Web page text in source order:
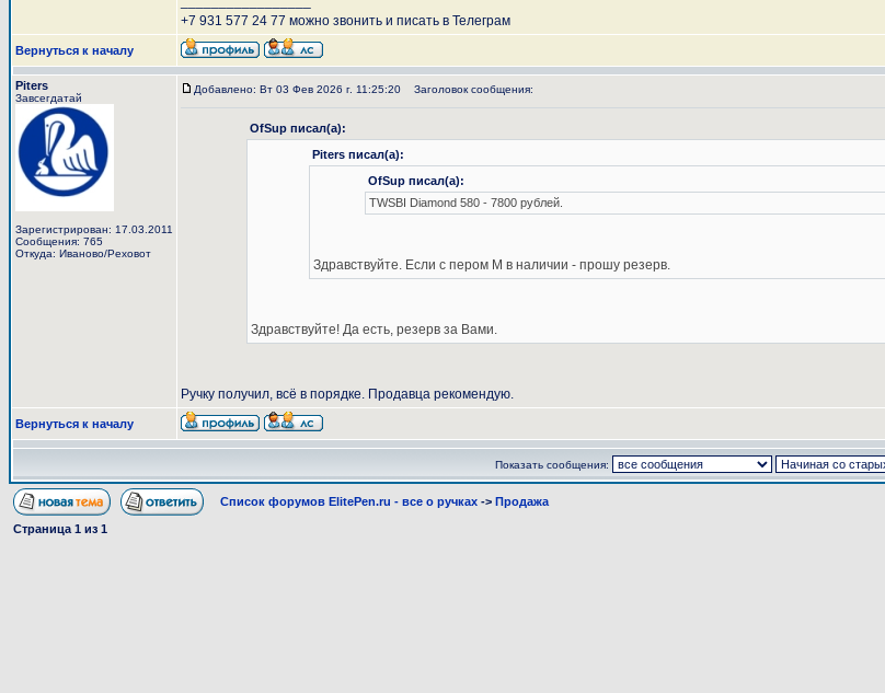
+7 931 577 24 77 можно звонить и писать в Телеграм
Вернуться к началу
Piters
Завсегдатай
Зарегистрирован: 17.03.2011
Сообщения: 765
Откуда: Иваново/Реховот
Добавлено: Вт 03 Фев 2026 г. 11:25:20 Заголовок сообщения:
OfSup писал(а):
Piters писал(а):
OfSup писал(а):
TWSBI Diamond 580 - 7800 рублей.
Здравствуйте. Если с пером М в наличии - прошу резерв.
Здравствуйте! Да есть, резерв за Вами.
Ручку получил, всё в порядке. Продавца рекомендую.
Вернуться к началу
Показать сообщения:
Список форумов ElitePen.ru - все о ручках -> Продажа
Страница 1 из 1